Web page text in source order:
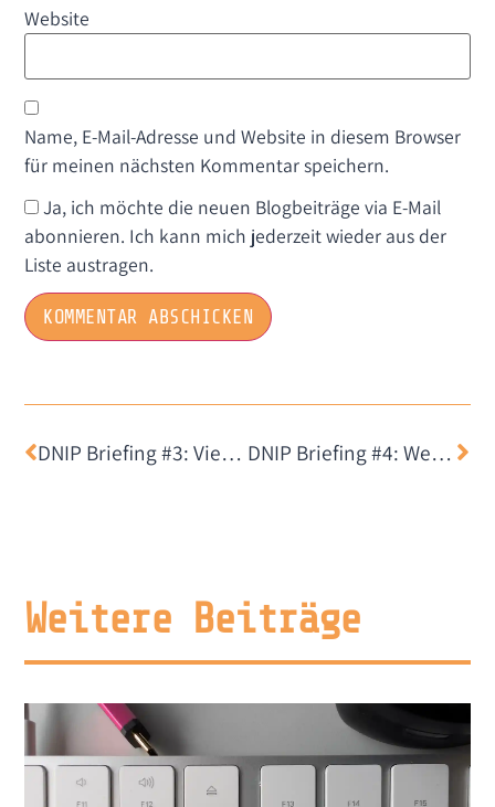
Website
Name, E-Mail-Adresse und Website in diesem Browser
für meinen nächsten Kommentar speichern.
Ja, ich möchte die neuen Blogbeiträge via E-Mail
abonnieren. Ich kann mich jederzeit wieder aus der
Liste austragen.
DNIP Briefing #3: Viel Infrastruktur und wenig Medienkompetenz DNIP Briefing #4: Wenn Konzerne zu Hackern werden
Weitere Beiträge